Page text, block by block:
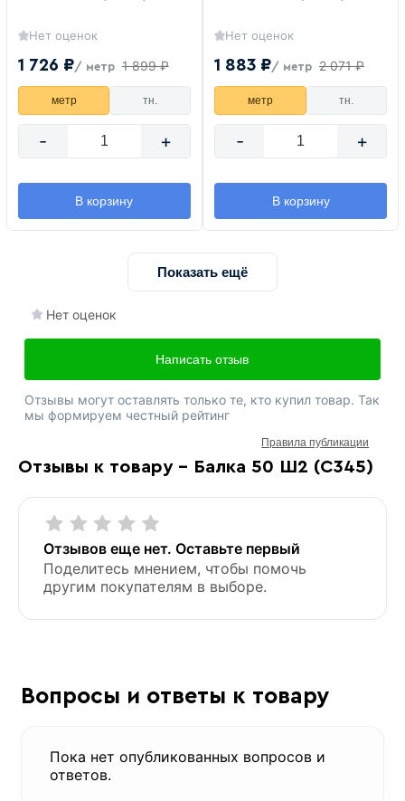
Нет оценок
1 726 ₽/ метр 1 899 ₽
метр тн.
- +
В корзину
Нет оценок
1 883 ₽/ метр 2 071 ₽
метр тн.
- +
В корзину
Показать ещё
Отзывы к товару - Балка 50 Ш2 (С345)
Отзывов еще нет. Оставьте первый
Поделитесь мнением, чтобы помочь
другим покупателям в выборе.
Нет оценок
Написать отзыв
Отзывы могут оставлять только те, кто купил товар. Так
мы формируем честный рейтинг
Правила публикации
Вопросы и ответы к товару
Пока нет опубликованных вопросов и
ответов.